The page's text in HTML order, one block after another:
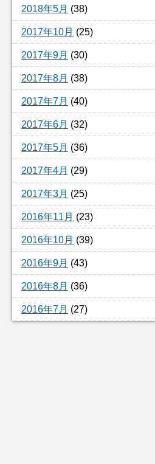
2018年5月 (38)
2017年10月 (25)
2017年9月 (30)
2017年8月 (38)
2017年7月 (40)
2017年6月 (32)
2017年5月 (36)
2017年4月 (29)
2017年3月 (25)
2016年11月 (23)
2016年10月 (39)
2016年9月 (43)
2016年8月 (36)
2016年7月 (27)